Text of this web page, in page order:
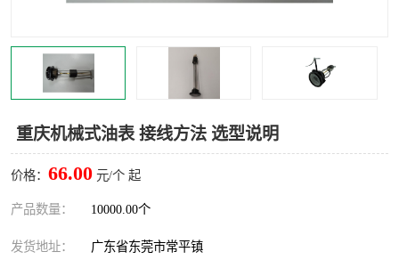
重庆机械式油表 接线方法 选型说明
价格： 66.00 元/个 起
产品数量： 10000.00个
发货地址： 广东省东莞市常平镇